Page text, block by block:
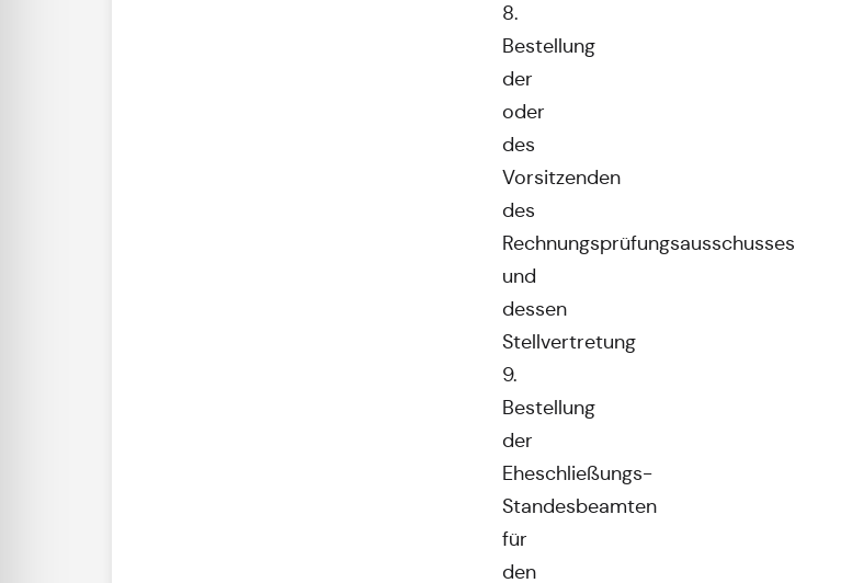
8.
Bestellung
der
oder
des
Vorsitzenden
des
Rechnungsprüfungsausschusses
und
dessen
Stellvertretung
9.
Bestellung
der
Eheschließungs-
Standesbeamten
für
den